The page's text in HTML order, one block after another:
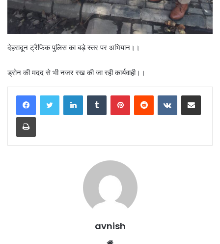
देहरादून ट्रैफिक पुलिस का बड़े स्तर पर अभियान।।
ड्रोन की मदद से भी नजर रख की जा रही कार्यवाही।।
LinkedInTumblr PinterestReddit VKontakteShare via Email
Print
avnish